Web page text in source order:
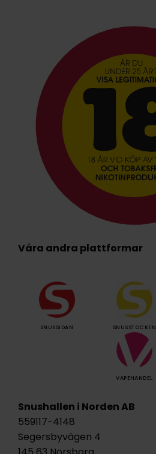
Våra andra plattformar
SNUSSIDAN SNUSSTOCKEN
VAPEHANDEL
Snushallen i Norden AB
559117-4148
Segersbyvägen 4